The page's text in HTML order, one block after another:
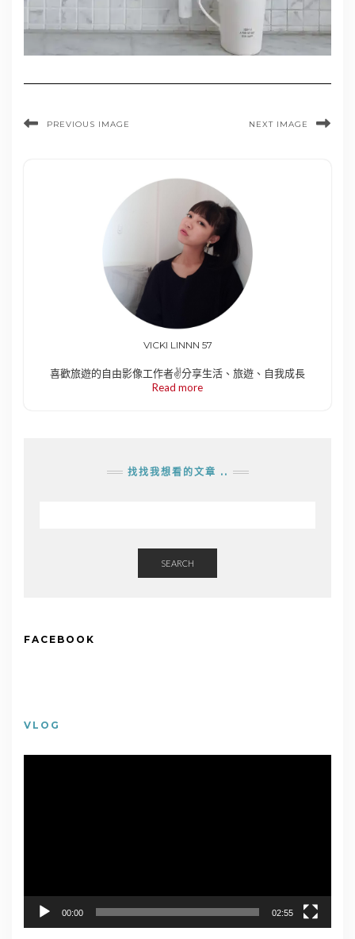
PREVIOUS IMAGE NEXT IMAGE
VICKI LINNN 57
喜歡旅遊的自由影像工作者✌️分享生活、旅遊、自我成長
Read more
找找我想看的文章 ..
SEARCH
FACEBOOK
VLOG
00:00 02:55